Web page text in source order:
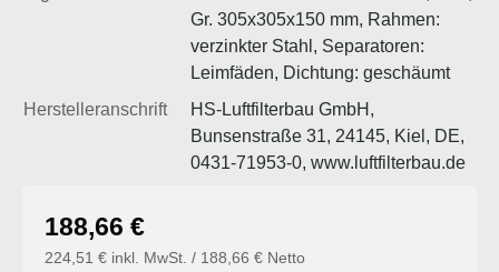
Gr. 305x305x150 mm, Rahmen:
verzinkter Stahl, Separatoren:
Leimfäden, Dichtung: geschäumt
Herstelleranschrift
HS-Luftfilterbau GmbH,
Bunsenstraße 31, 24145, Kiel, DE,
0431-71953-0, www.luftfilterbau.de
Regulärer Preis:
188,66 €
224,51 € inkl. MwSt. / 188,66 € Netto